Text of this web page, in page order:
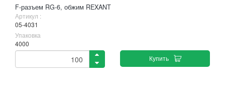
F-разъем RG-6, обжим REXANT
Артикул :
05-4031
Упаковка
4000
Купить